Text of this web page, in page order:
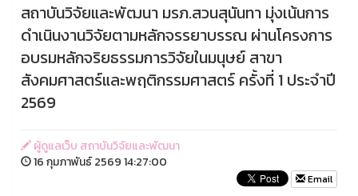
สถาบันวิจัยและพัฒนา มรภ.สวนสุนันทา มุ่งเน้นการ
ดำเนินงานวิจัยตามหลักจรรยาบรรณ ผ่านโครงการ
อบรมหลักจริยธรรมการวิจัยในมนุษย์ สาขา
สังคมศาสตร์และพฤติกรรมศาสตร์ ครั้งที่ 1 ประจำปี
2569
ผู้ดูแลเว็บ สถาบันวิจัยและพัฒนา
16 กุมภาพันธ์ 2569 14:27:00
Email